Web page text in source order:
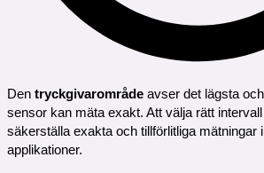
Den tryckgivarområde avser det lägsta
sensor kan mäta exakt. Att välja rätt
säkerställa exakta och tillförlitliga mätningar
applikationer.